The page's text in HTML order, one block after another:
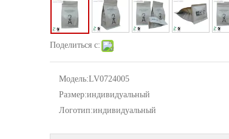
Поделиться с:
Модель:LV0724005
Размер:индивидуальный
Логотип:индивидуальный